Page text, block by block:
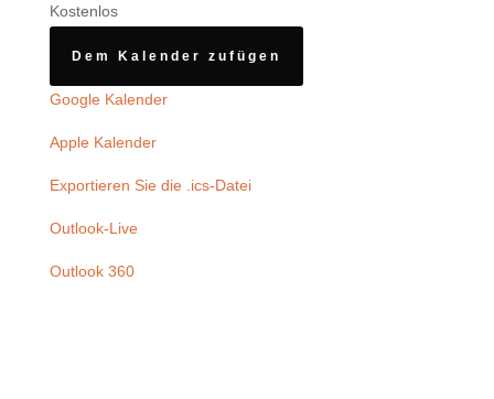
Kostenlos
Dem Kalender zufügen
Google Kalender
Apple Kalender
Exportieren Sie die .ics-Datei
Outlook-Live
Outlook 360